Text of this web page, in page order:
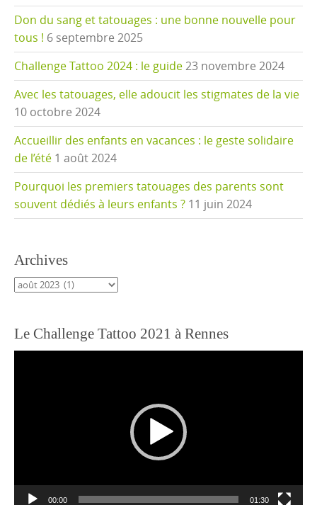
Don du sang et tatouages : une bonne nouvelle pour
tous ! 6 septembre 2025
Challenge Tattoo 2024 : le guide23 novembre 2024
Avec les tatouages, elle adoucit les stigmates de la vie
10 octobre 2024
Accueillir des enfants en vacances : le geste solidaire
de l’été 1 août 2024
Pourquoi les premiers tatouages des parents sont
souvent dédiés à leurs enfants ? 11 juin 2024
Archives
Archives
Le Challenge Tattoo 2021 à Rennes
00:00 01:30